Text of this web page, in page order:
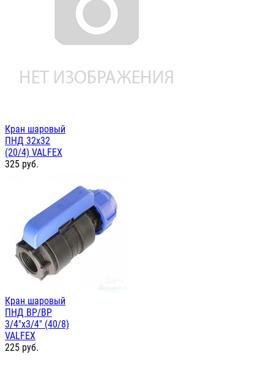
Кран шаровый
ПНД 32х32
(20/4) VALFEX
325 руб.
Кран шаровый
ПНД ВР/ВР
3/4"х3/4" (40/8)
VALFEX
225 руб.